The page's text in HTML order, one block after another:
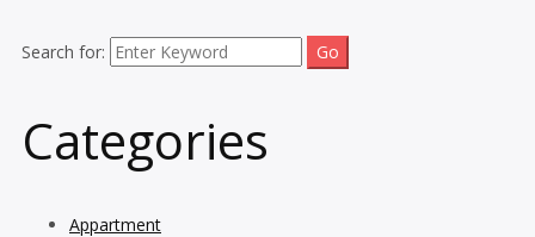
Search for:
Categories
Appartment